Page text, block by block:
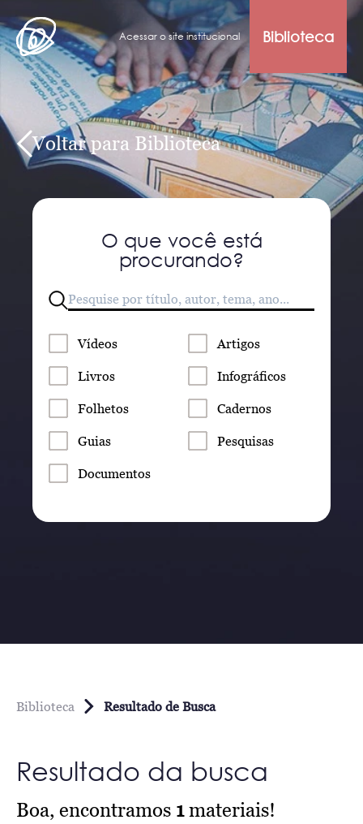
Acessar o site institucional Biblioteca
Voltar para Biblioteca
O que você está
procurando?
Vídeos Artigos
Livros Infográficos
Folhetos Cadernos
Guias Pesquisas
Documentos
Biblioteca Resultado de Busca
Resultado da busca
Boa, encontramos 1materiais!